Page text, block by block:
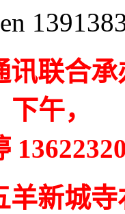
讯联合承
午，
羊新城